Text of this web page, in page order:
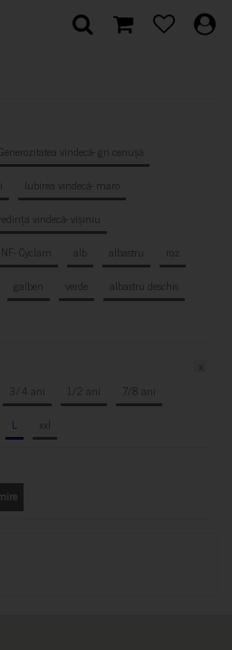
vindecă- gri cenușă
Iubirea vindecă- maro
vindecă- vișiniu
Cyclam alb albastru
roz
galben verde
albastru deschis
3/4 ani 1/2 ani
7/8 ani
L xxl